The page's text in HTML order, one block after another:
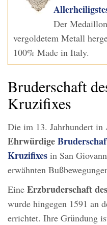
Der
vergoldetem Metall
100% Made in Italy.
Bruderschaft
Kruzifixes
Die im 13. Jahrhundert in
Ehrwürdige
Kruzifixes in San
erwähnten
Eine Erzbruderschaft
wurde hingegen 1591 an
errichtet. Ihre Gründung